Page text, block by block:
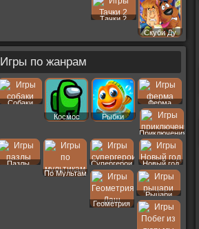
Тачки 2
Скуби Ду
Игры по жанрам
Собаки
Космос
Рыбки
Ферма
Приключения
Пазлы
По Мультам
Супергерои Новый год
Геометрия
Рыцари